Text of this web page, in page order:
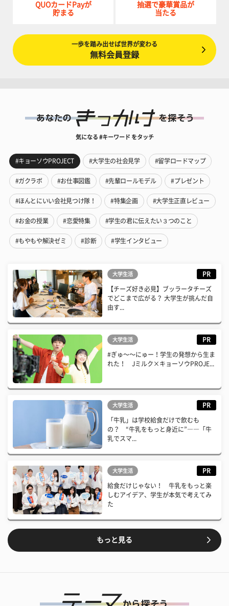
QUOカードPayが
貯まる
抽選で豪華賞品が
当たる
一歩を踏み出せば世界が変わる
無料会員登録
気になる #キーワード をタッチ
#キョーソウPROJECT #大学生の社会見学 #留学ロードマップ
#ガクラボ #お仕事図鑑 #先輩ロールモデル #プレゼント
#ほんとにいい会社見つけ隊！ #特集企画 #大学生正直レビュー
#お金の授業 #恋愛特集 #学生の君に伝えたい３つのこと
#もやもや解決ゼミ #診断 #学生インタビュー
大学生活 PR
【チーズ好き必見】ブッラータチーズ
でどこまで広がる？ 大学生が挑んだ自
由す...
大学生活 PR
#ぎゅ〜〜にゅー！学生の発想から生ま
れた！ Jミルク×キョーソウPROJE...
大学生活 PR
「牛乳」は学校給食だけで飲むも
の？ “牛乳をもっと身近に”――「牛
乳でスマ...
大学生活 PR
給食だけじゃない！ 牛乳をもっと楽
しむアイデア、学生が本気で考えてみ
た
もっと見る